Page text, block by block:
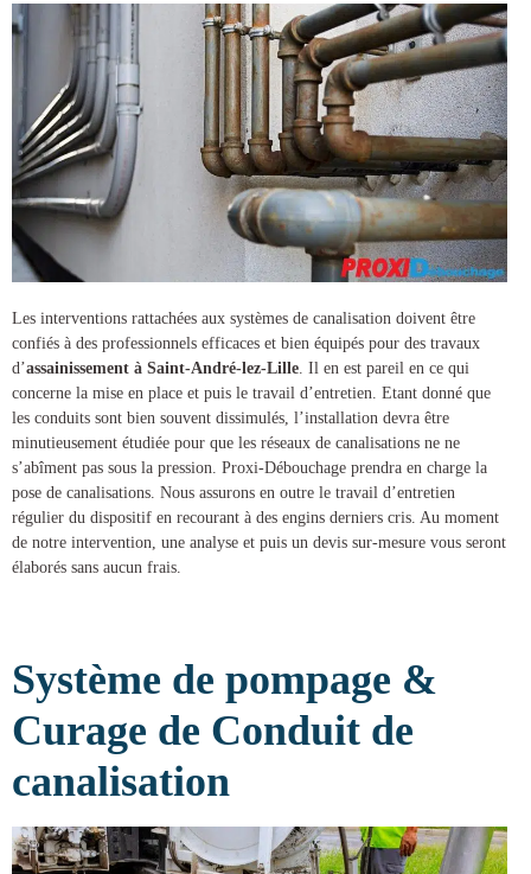
Les interventions rattachées aux systèmes de canalisation doivent être
confiés à des professionnels efficaces et bien équipés pour des travaux
d’assainissement à Saint-André-lez-Lille. Il en est pareil en ce qui
concerne la mise en place et puis le travail d’entretien. Etant donné que
les conduits sont bien souvent dissimulés, l’installation devra être
minutieusement étudiée pour que les réseaux de canalisations ne ne
s’abîment pas sous la pression. Proxi-Débouchage prendra en charge la
pose de canalisations. Nous assurons en outre le travail d’entretien
régulier du dispositif en recourant à des engins derniers cris. Au moment
de notre intervention, une analyse et puis un devis sur-mesure vous seront
élaborés sans aucun frais.
Système de pompage &
Curage de Conduit de
canalisation